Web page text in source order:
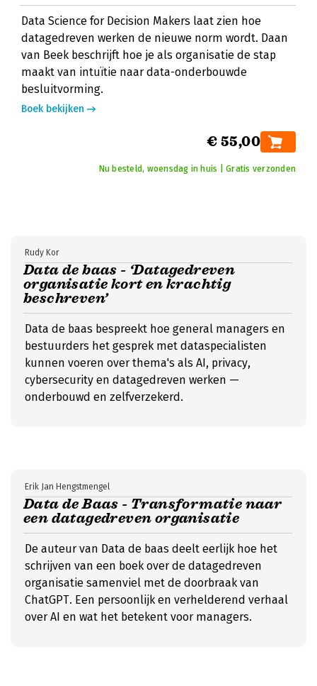
Data Science for Decision Makers laat zien hoe
datagedreven werken de nieuwe norm wordt. Daan
van Beek beschrijft hoe je als organisatie de stap
maakt van intuïtie naar data-onderbouwde
besluitvorming.
Boek bekijken
€ 55,00
Nu besteld, woensdag in huis | Gratis verzonden
Data de baas - ‘Datagedreven
organisatie kort en krachtig
beschreven’
Rudy Kor
Data de baas bespreekt hoe general managers en
bestuurders het gesprek met dataspecialisten
kunnen voeren over thema's als AI, privacy,
cybersecurity en datagedreven werken —
onderbouwd en zelfverzekerd.
Data de Baas - Transformatie naar
een datagedreven organisatie
Erik Jan Hengstmengel
De auteur van Data de baas deelt eerlijk hoe het
schrijven van een boek over de datagedreven
organisatie samenviel met de doorbraak van
ChatGPT. Een persoonlijk en verhelderend verhaal
over AI en wat het betekent voor managers.